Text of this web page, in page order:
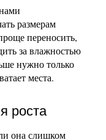
размерам
переносить,
за влажностью
нужно только
места.
роста
она слишком